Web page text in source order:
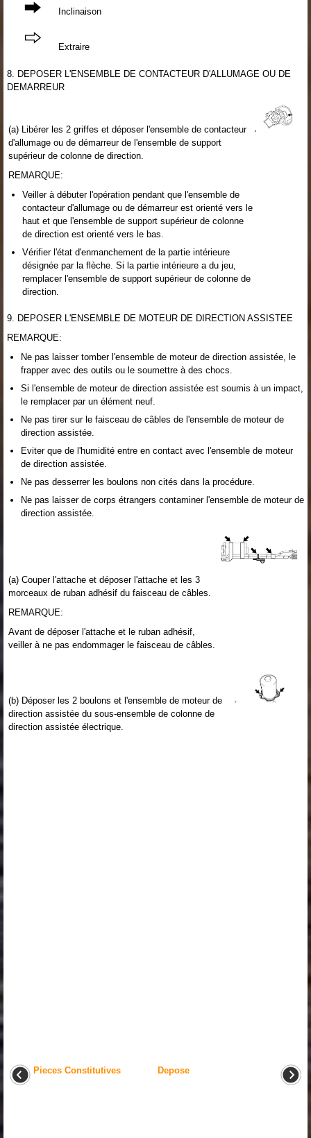
Inclinaison
Extraire
8. DEPOSER L'ENSEMBLE DE CONTACTEUR D'ALLUMAGE OU DE
DEMARREUR
(a) Libérer les 2 griffes et déposer l'ensemble de contacteur
d'allumage ou de démarreur de l'ensemble de support
supérieur de colonne de direction.
REMARQUE:
Veiller à débuter l'opération pendant que l'ensemble de
contacteur d'allumage ou de démarreur est orienté vers le
haut et que l'ensemble de support supérieur de colonne
de direction est orienté vers le bas.
Vérifier l'état d'enmanchement de la partie intérieure
désignée par la flèche. Si la partie intérieure a du jeu,
remplacer l'ensemble de support supérieur de colonne de
direction.
9. DEPOSER L'ENSEMBLE DE MOTEUR DE DIRECTION ASSISTEE
REMARQUE:
Ne pas laisser tomber l'ensemble de moteur de direction assistée, le
frapper avec des outils ou le soumettre à des chocs.
Si l'ensemble de moteur de direction assistée est soumis à un impact,
le remplacer par un élément neuf.
Ne pas tirer sur le faisceau de câbles de l'ensemble de moteur de
direction assistée.
Eviter que de l'humidité entre en contact avec l'ensemble de moteur
de direction assistée.
Ne pas desserrer les boulons non cités dans la procédure.
Ne pas laisser de corps étrangers contaminer l'ensemble de moteur de
direction assistée.
(a) Couper l'attache et déposer l'attache et les 3
morceaux de ruban adhésif du faisceau de câbles.
REMARQUE:
Avant de déposer l'attache et le ruban adhésif,
veiller à ne pas endommager le faisceau de câbles.
(b) Déposer les 2 boulons et l'ensemble de moteur de
direction assistée du sous-ensemble de colonne de
direction assistée électrique.
Pieces Constitutives Depose